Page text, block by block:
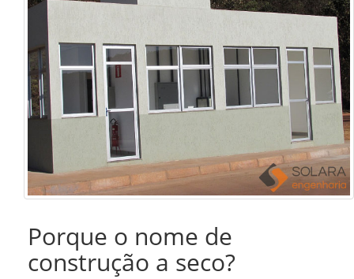
Porque o nome de
construção a seco?